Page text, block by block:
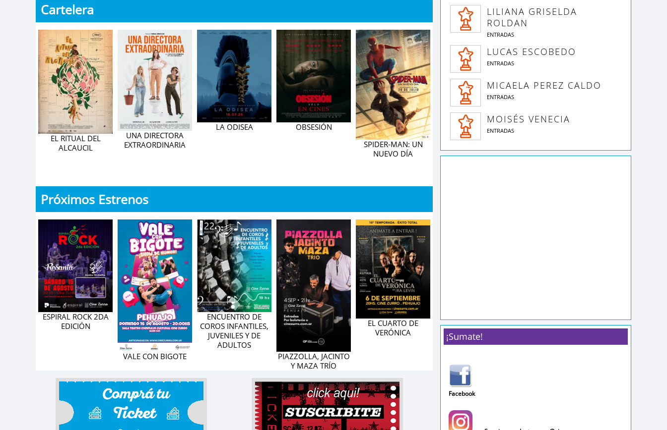
Cartelera
EL RITUAL DEL
ALCAUCIL
UNA DIRECTORA
EXTRAORDINARIA
LA ODISEA
OBSESIÓN
SPIDER-MAN: UN
NUEVO DÍA
40 AÑOS DE LA
BANDA SINFÓNICA
MUNICIPAL - 2.º
ENCUENTRO
Próximos Estrenos
ESPIRAL ROCK 2DA
EDICIÓN
VALE CON BIGOTE
ENCUENTRO DE
COROS INFANTILES,
JUVENILES Y DE
ADULTOS
PIAZZOLLA, JACINTO
Y MAZA TRÍO
EL CUARTO DE
VERÓNICA
LILIANA GRISELDA
ROLDAN
ENTRADAS
LUCAS ESCOBEDO
ENTRADAS
MICAELA PEREZ CALDO
ENTRADAS
MOISÉS VENECIA
ENTRADAS
¡Sumate!
Facebook